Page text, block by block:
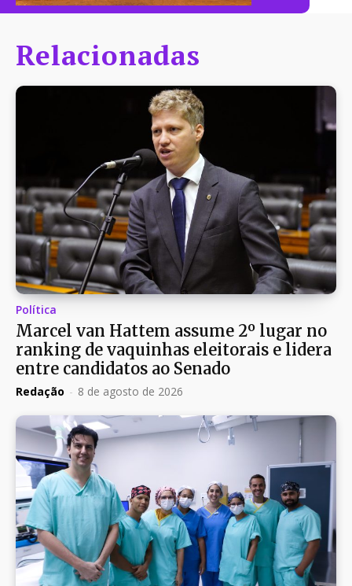
Relacionadas
Política
Marcel van Hattem assume 2º lugar no
ranking de vaquinhas eleitorais e lidera
entre candidatos ao Senado
Redação - 8 de agosto de 2026